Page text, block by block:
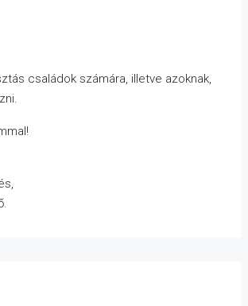
családok számára, illetve azoknak,